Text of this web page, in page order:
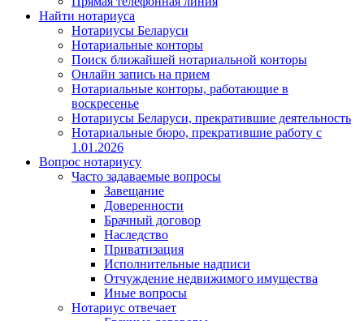
Найти нотариуса
Нотариусы Беларуси
Нотариальные конторы
Поиск ближайшей нотариальной конторы
Онлайн запись на прием
Нотариальные конторы, работающие в
воскресенье
Нотариусы Беларуси, прекратившие деятельность
Нотариальные бюро, прекратившие работу с
1.01.2026
Вопрос нотариусу
Часто задаваемые вопросы
Завещание
Доверенности
Брачный договор
Наследство
Приватизация
Исполнительные надписи
Отчуждение недвижимого имущества
Иные вопросы
Нотариус отвечает